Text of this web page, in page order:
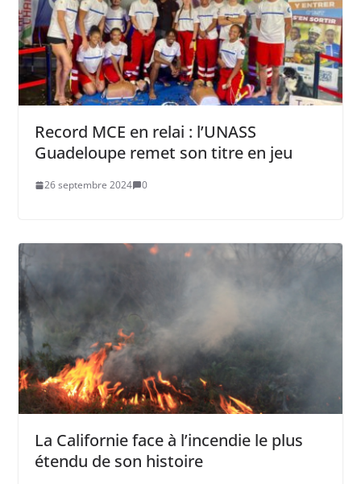
Record MCE en relai : l’UNASS
Guadeloupe remet son titre en jeu
26 septembre 2024 0
La Californie face à l’incendie le plus
étendu de son histoire